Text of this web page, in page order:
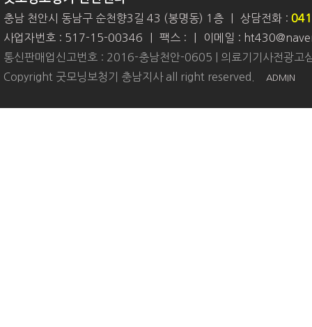
충남 천안시 동남구 순천향3길 43 (봉명동) 1층 상담전화 :
사업자번호 : 517-15-00346
팩스 :
이메일 :
통신판매업신고번호 : 2016-충남천안-0605 | 의료기기사전광고
Copyright 굿모닝보청기 충남지사 all right reserved.
ADMIN